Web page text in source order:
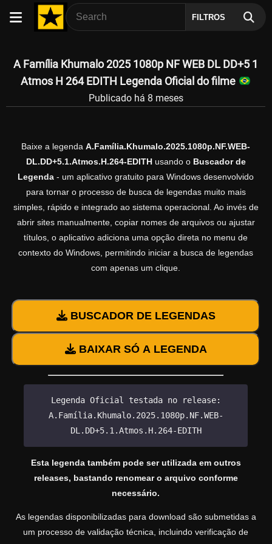
FILTROS
A Família Khumalo 2025 1080p NF WEB DL DD+5 1
Atmos H 264 EDITH Legenda Oficial do filme
Publicado há 8 meses
Baixe a legenda A.Família.Khumalo.2025.1080p.NF.WEB-
DL.DD+5.1.Atmos.H.264-EDITHusando o Buscador de
Legenda - um aplicativo gratuito para Windows desenvolvido
para tornar o processo de busca de legendas muito mais
simples, rápido e integrado ao sistema operacional. Ao invés de
abrir sites manualmente, copiar nomes de arquivos ou ajustar
títulos, o aplicativo adiciona uma opção direta no menu de
contexto do Windows, permitindo iniciar a busca de legendas
com apenas um clique.
BUSCADOR DE LEGENDAS
BAIXAR SÓ A LEGENDA
Legenda Oficial testada no release:
A.Família.Khumalo.2025.1080p.NF.WEB-
DL.DD+5.1.Atmos.H.264-EDITH
Esta legenda também pode ser utilizada em outros
releases, bastando renomear o arquivo conforme
necessário.
As legendas disponibilizadas para download são submetidas a
um processo de validação técnica, incluindo verificação de